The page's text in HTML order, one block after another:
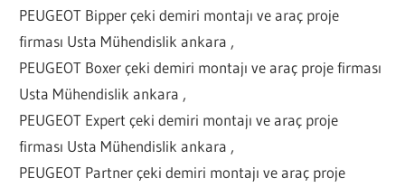
PEUGEOT Bipper çeki demiri montajı ve araç proje
firması Usta Mühendislik ankara ,
PEUGEOT Boxer çeki demiri montajı ve araç proje firması
Usta Mühendislik ankara ,
PEUGEOT Expert çeki demiri montajı ve araç proje
firması Usta Mühendislik ankara ,
PEUGEOT Partner çeki demiri montajı ve araç proje